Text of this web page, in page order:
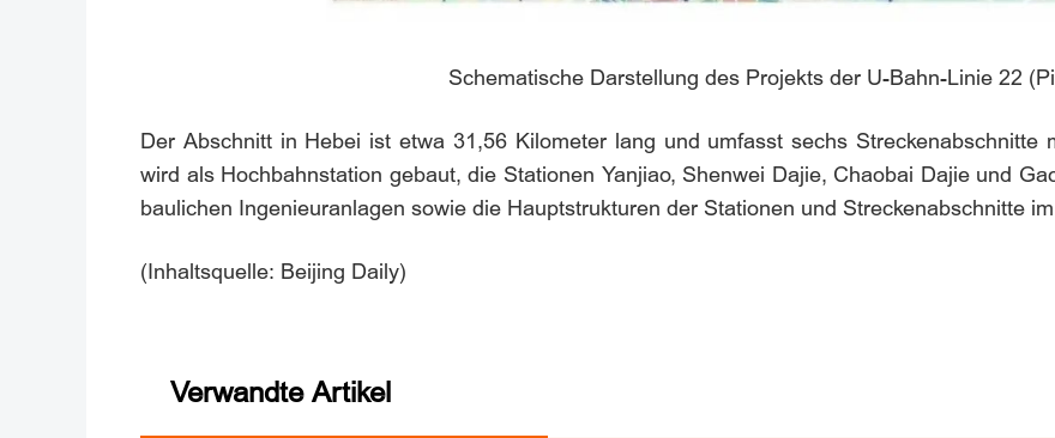
Schematische Darstellung des Projekts der U-Bahn-Linie 22
Der Abschnitt in Hebei ist etwa 31,56 Kilometer lang und umfasst sechs
wird als Hochbahnstation gebaut, die Stationen Yanjiao, Shenwei Dajie, Chaobai Dajie und
baulichen Ingenieuranlagen sowie die Hauptstrukturen der Stationen und Streckenabschnitte
(Inhaltsquelle: Beijing Daily)
Verwandte Artikel